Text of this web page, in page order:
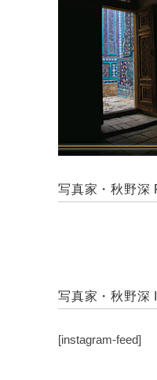
写真家・秋野深
写真家・秋野深
[instagram-feed]